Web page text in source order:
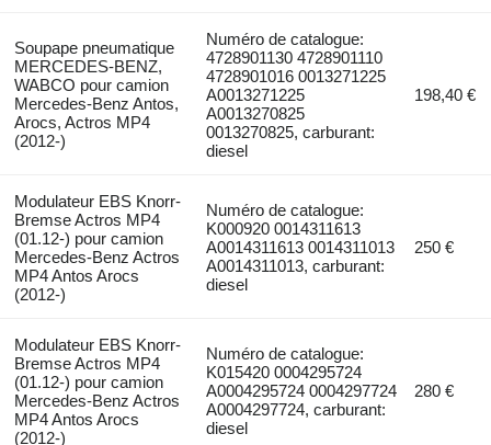
Soupape pneumatique
MERCEDES-BENZ,
WABCO pour camion
Mercedes-Benz Antos,
Arocs, Actros MP4
(2012-)
Numéro de catalogue:
4728901130 4728901110
4728901016 0013271225
A0013271225
A0013270825
0013270825, carburant:
diesel
198,40 €
Modulateur EBS Knorr-
Bremse Actros MP4
(01.12-) pour camion
Mercedes-Benz Actros
MP4 Antos Arocs
(2012-)
Numéro de catalogue:
K000920 0014311613
A0014311613 0014311013
A0014311013, carburant:
diesel
250 €
Modulateur EBS Knorr-
Bremse Actros MP4
(01.12-) pour camion
Mercedes-Benz Actros
MP4 Antos Arocs
(2012-)
Numéro de catalogue:
K015420 0004295724
A0004295724 0004297724
A0004297724, carburant:
diesel
280 €